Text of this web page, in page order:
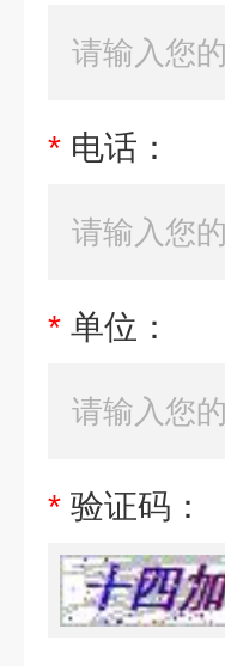
* 电话：
* 单位：
* 验证码：